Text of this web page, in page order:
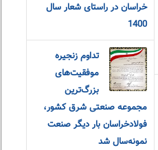
خراسان در راستای شعار سال
1400
تداوم زنجیره
موفقیت‌های
بزرگ‌ترین
مجموعه صنعتی شرق کشور،
فولادخراسان بار دیگر صنعت
نمونه‌سال شد